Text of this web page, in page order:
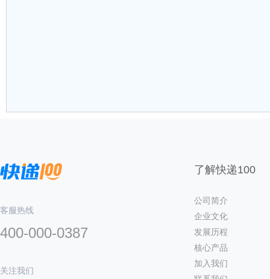
客服热线
400-000-0387
关注我们
了解快递100
公司简介
企业文化
发展历程
核心产品
加入我们